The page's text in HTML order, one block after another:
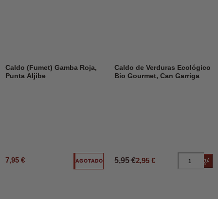
Caldo (Fumet) Gamba Roja,
Punta Aljibe
7,95 € AGOTADO
DESCUENTO50%
Caldo de Verduras Ecológico
Bio Gourmet, Can Garriga
5,95 €2,95 €